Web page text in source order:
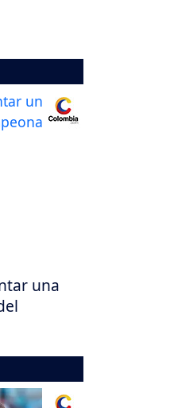
una